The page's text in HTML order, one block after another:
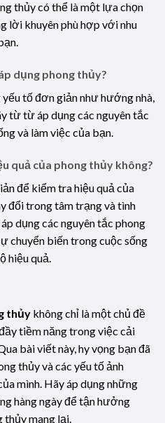
thủy có thể là một lựa chọn
lời khuyên phù hợp với nhu
dụng phong thủy?
tố đơn giản như hướng nhà,
từ từ áp dụng các nguyên tắc
và làm việc của bạn.
quả của phong thủy không?
để kiểm tra hiệu quả của
đổi trong tâm trạng và tình
dụng các nguyên tắc phong
chuyển biến trong cuộc sống
hiệu quả.
thủy không chỉ là một chủ đề
tiềm năng trong việc cải
bài viết này, hy vọng bạn đã
thủy và các yếu tố ảnh
mình. Hãy áp dụng những
hàng ngày để tận hưởng
thủy mang lại.